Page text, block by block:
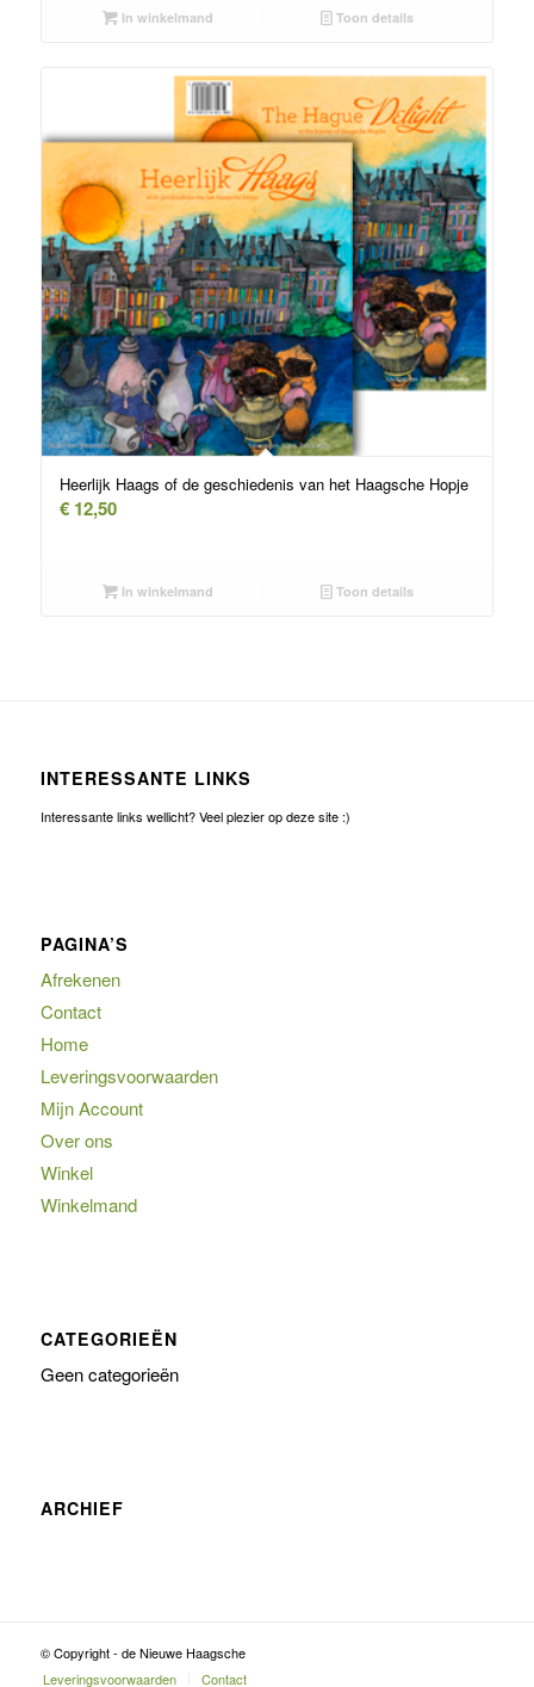
In winkelmand Toon details
Heerlijk Haags of de geschiedenis van het Haagsche Hopje
€12,50
In winkelmand Toon details
INTERESSANTE LINKS
Interessante links wellicht? Veel plezier op deze site :)
PAGINA’S
Afrekenen
Contact
Home
Leveringsvoorwaarden
Mijn Account
Over ons
Winkel
Winkelmand
CATEGORIEËN
Geen categorieën
ARCHIEF
© Copyright - de Nieuwe Haagsche
Leveringsvoorwaarden
Contact